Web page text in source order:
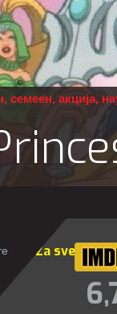
, семеен, акција,
Za sve